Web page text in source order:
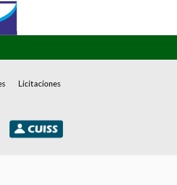
Licitaciones